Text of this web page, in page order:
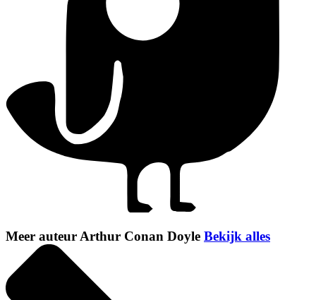
Meer auteur Arthur Conan Doyle Bekijk alles